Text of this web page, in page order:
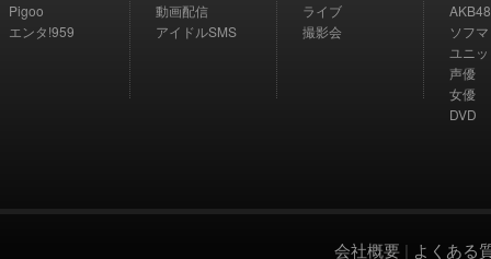
Pigoo
エンタ!959
動画配信
アイドルSMS
ライブ
撮影会
AKB48
ソフ
ユニ
声優
女優
DVD
会社概要 | よくある